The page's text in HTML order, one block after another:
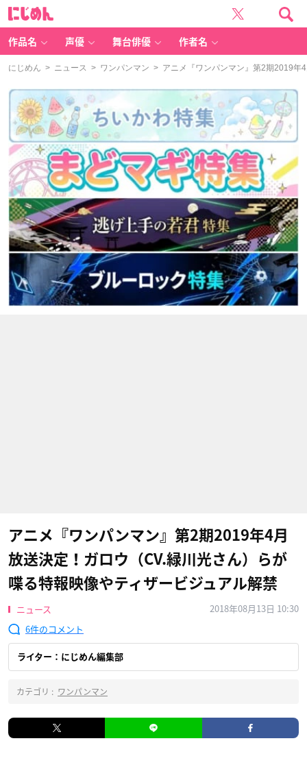
作品名 声優 舞台俳優 作者名
にじめん > ニュース > ワンパンマン > アニメ『ワンパンマン』第2期2019年
アニメ『ワンパンマン』第2期2019年4月
放送決定！ガロウ（CV.緑川光さん）らが
喋る特報映像やティザービジュアル解禁
ニュース
2018年08月13日 10:30
6
ライター：にじめん編集部
カテゴリ : ワンパンマン